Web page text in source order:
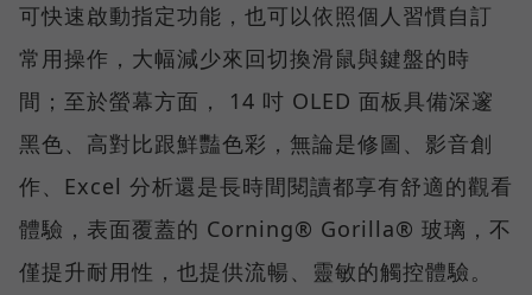
可快速啟動指定功能，也可以依照個人習慣自訂
常用操作，大幅減少來回切換滑鼠與鍵盤的時
間；至於螢幕方面， 14 吋 OLED 面板具備深邃
黑色、高對比跟鮮豔色彩，無論是修圖、影音創
作、Excel 分析還是長時間閱讀都享有舒適的觀看
體驗，表面覆蓋的 Corning® Gorilla® 玻璃，不
僅提升耐用性，也提供流暢、靈敏的觸控體驗。